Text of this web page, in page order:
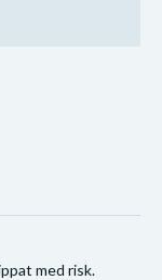
med risk.